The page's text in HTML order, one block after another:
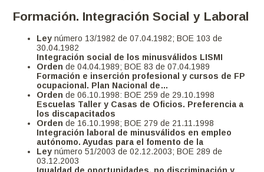
Formación. Integración Social y Laboral
Ley número 13/1982 de 07.04.1982; BOE 103 de
30.04.1982
Integración social de los minusválidos LISMI
Ordende 04.04.1989; BOE 83 de 07.04.1989
Formación e inserción profesional y cursos de FP
ocupacional. Plan Nacional de…
Ordende 06.10.1998: BOE 259 de 29.10.1998
Escuelas Taller y Casas de Oficios. Preferencia a
los discapacitados
Ordende 16.10.1998; BOE 279 de 21.11.1998
Integración laboral de minusválidos en empleo
autónomo. Ayudas para el fomento de la
Ley número 51/2003 de 02.12.2003; BOE 289 de
03.12.2003